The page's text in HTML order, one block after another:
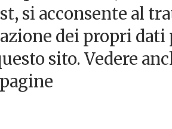
si acconsente al
dei propri dati
sito. Vedere